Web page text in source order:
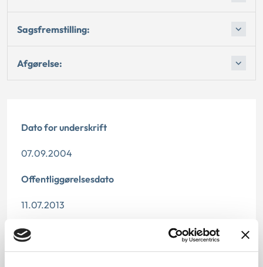
Sagsfremstilling:
Afgørelse:
Dato for underskrift
07.09.2004
Offentliggørelsesdato
11.07.2013
Denne principafgørelse er kasseret den 12.
december 2018, da den er erstattet af